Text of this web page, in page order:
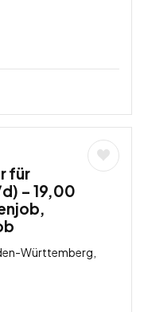
für
– 19,00
Württemberg,